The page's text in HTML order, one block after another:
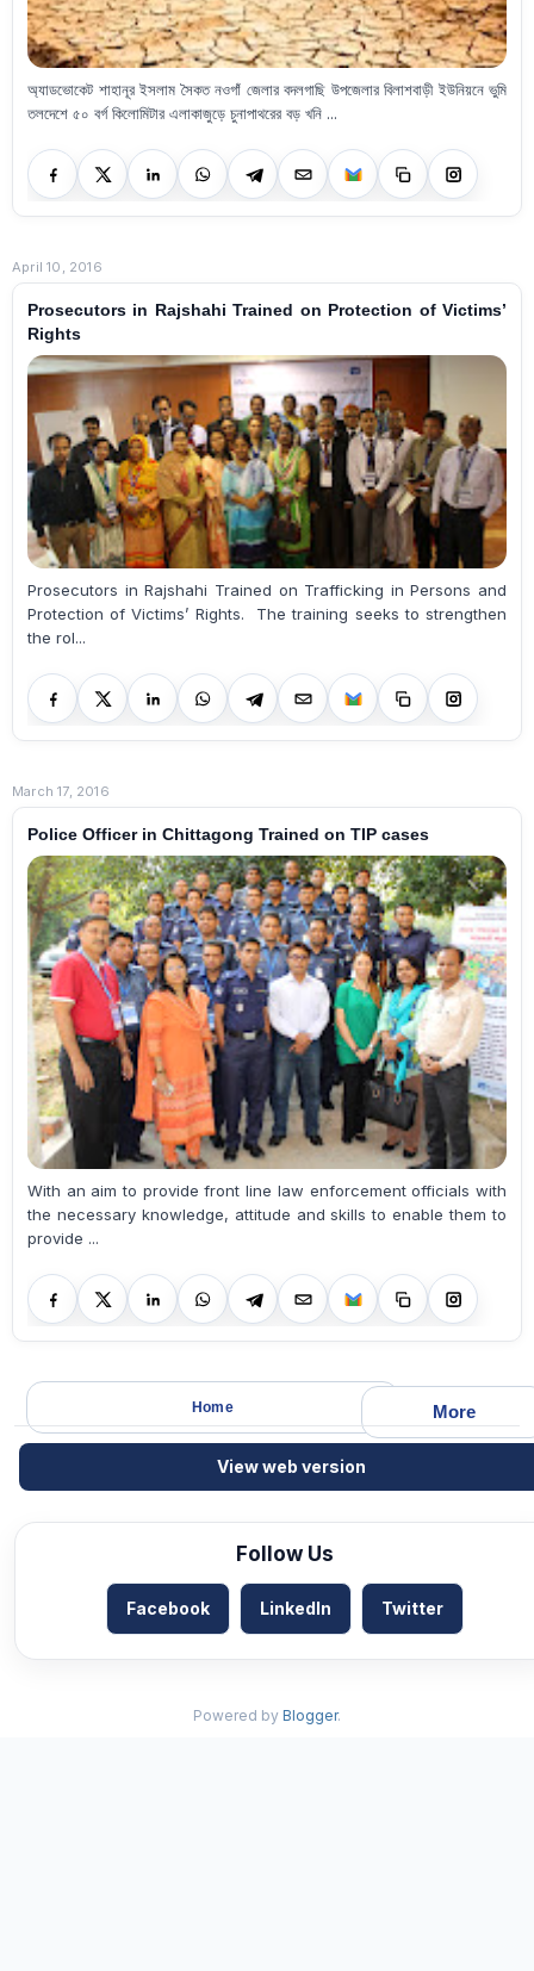
অ্যাডভোকেট শাহানূর ইসলাম সৈকত নওগাঁ জেলার বদলগাছি উপজেলার বিলাশবাড়ী ইউনিয়নে ভুমি
তলদেশে ৫০ বর্গ কিলোমিটার এলাকাজুড়ে চুনাপাথরের বড় খনি ...
April 10, 2016
Prosecutors in Rajshahi Trained on Protection of Victims’
Rights
Prosecutors in Rajshahi Trained on Trafficking in Persons and
Protection of Victims’ Rights. The training seeks to strengthen
the rol...
March 17, 2016
Police Officer in Chittagong Trained on TIP cases
With an aim to provide front line law enforcement officials with
the necessary knowledge, attitude and skills to enable them to
provide ...
More
Home
View web version
Follow Us
Facebook LinkedIn Twitter
Powered by Blogger.